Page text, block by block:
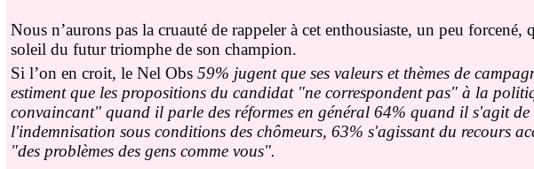
Nous n’aurons pas la cruauté de rappeler à cet enthousiaste, un peu
soleil du futur triomphe de son champion.
Si l’on en croit, le Nel Obs 59% jugent que ses valeurs et thèmes de
estiment que les propositions du candidat "ne correspondent pas" à la
convaincant" quand il parle des réformes en général 64% quand il s'agit
l'indemnisation sous conditions des chômeurs, 63% s'agissant du recours
"des problèmes des gens comme vous".